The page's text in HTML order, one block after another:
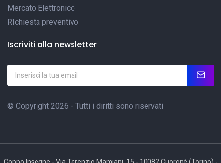
Mercato Elettronico
RIchiesta preventivo
Iscriviti alla newsletter
© Copyright 2026 - Tutti i diritti sono riservati